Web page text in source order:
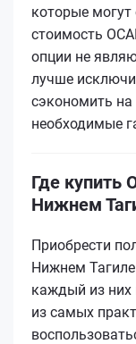
которые могут
стоимость
опции не
лучше
сэкономить на
необходимые
Где купить
Нижнем
Приобрести
Нижнем
каждый из них
из самых